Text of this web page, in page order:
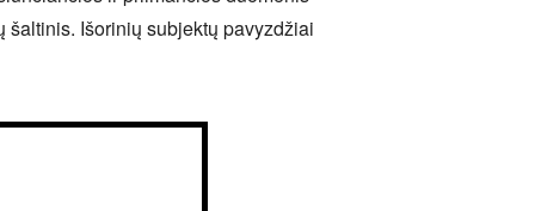
Išorinių subjektų pavyzdžiai